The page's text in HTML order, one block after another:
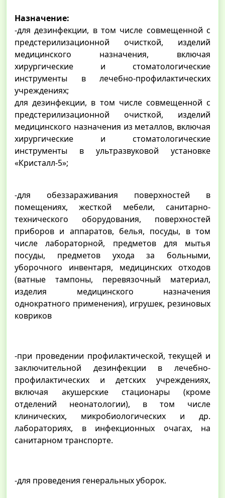
Назначение:
-для дезинфекции, в том числе совмещенной с
предстерилизационной очисткой, изделий
медицинского назначения, включая
хирургические и стоматологические
инструменты в лечебно-профилактических
учреждениях;
для дезинфекции, в том числе совмещенной с
предстерилизационной очисткой, изделий
медицинского назначения из металлов, включая
хирургические и стоматологические
инструменты в ультразвуковой установке
«Кристалл-5»;
-для обеззараживания поверхностей в
помещениях, жесткой мебели, санитарно-
технического оборудования, поверхностей
приборов и аппаратов, белья, посуды, в том
числе лабораторной, предметов для мытья
посуды, предметов ухода за больными,
уборочного инвентаря, медицинских отходов
(ватные тампоны, перевязочный материал,
изделия медицинского назначения
однократного применения), игрушек, резиновых
ковриков
-при проведении профилактической, текущей и
заключительной дезинфекции в лечебно-
профилактических и детских учреждениях,
включая акушерские стационары (кроме
отделений неонатологии), в том числе
клинических, микробиологических и др.
лабораториях, в инфекционных очагах, на
санитарном транспорте.
-для проведения генеральных уборок.